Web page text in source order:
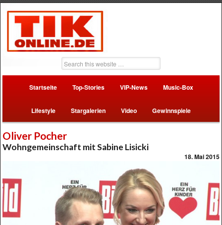
Startseite Top-Stories VIP-News Music-Box
Lifestyle Stargalerien Video Gewinnspiele
Oliver Pocher
Wohngemeinschaft mit Sabine Lisicki
18. Mai 2015